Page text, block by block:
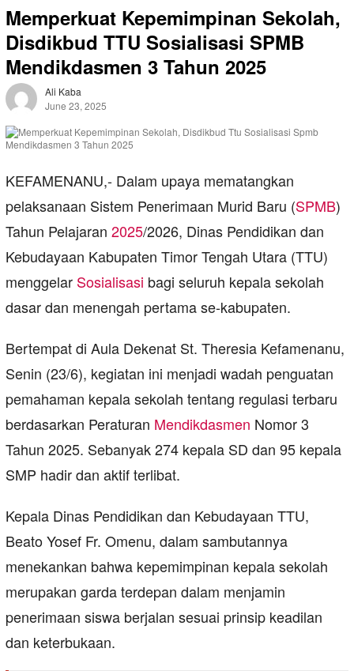
Memperkuat Kepemimpinan Sekolah,
Disdikbud TTU Sosialisasi SPMB
Mendikdasmen 3 Tahun 2025
Ali Kaba
June 23, 2025
KEFAMENANU,- Dalam upaya mematangkan
pelaksanaan Sistem Penerimaan Murid Baru (SPMB)
Tahun Pelajaran 2025/2026, Dinas Pendidikan dan
Kebudayaan Kabupaten Timor Tengah Utara (TTU)
menggelar Sosialisasi bagi seluruh kepala sekolah
dasar dan menengah pertama se-kabupaten.
Bertempat di Aula Dekenat St. Theresia Kefamenanu,
Senin (23/6), kegiatan ini menjadi wadah penguatan
pemahaman kepala sekolah tentang regulasi terbaru
berdasarkan Peraturan Mendikdasmen Nomor 3
Tahun 2025. Sebanyak 274 kepala SD dan 95 kepala
SMP hadir dan aktif terlibat.
Kepala Dinas Pendidikan dan Kebudayaan TTU,
Beato Yosef Fr. Omenu, dalam sambutannya
menekankan bahwa kepemimpinan kepala sekolah
merupakan garda terdepan dalam menjamin
penerimaan siswa berjalan sesuai prinsip keadilan
dan keterbukaan.